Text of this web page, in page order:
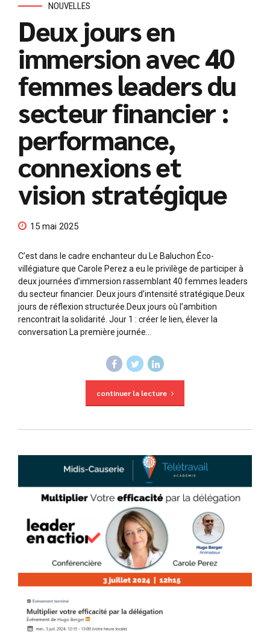
NOUVELLES
Deux jours en
immersion avec 40
femmes leaders du
secteur financier :
performance,
connexions et
vision stratégique
15 mai 2025
C’est dans le cadre enchanteur du Le Baluchon Éco-
villégiature que Carole Perez a eu le privilège de participer à
deux journées d’immersion rassemblant 40 femmes leaders
du secteur financier. Deux jours d’intensité stratégique.Deux
jours de réflexion structurée.Deux jours où l’ambition
rencontrait la solidarité. Jour 1 : créer le lien, élever la
conversation La première journée...
continuer la lecture